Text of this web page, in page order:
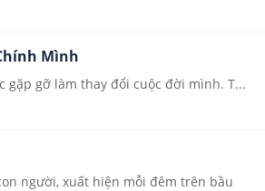
Mình
gỡ làm thay đổi cuộc đời mình. T...
người, xuất hiện mỗi đêm trên bầu